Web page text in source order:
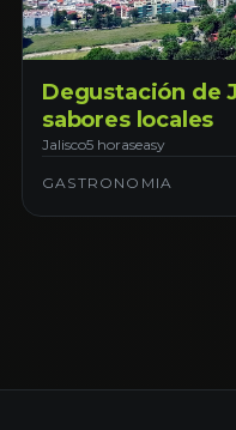
Degustación de
sabores locales
Jalisco5 horaseasy
GASTRONOMIA